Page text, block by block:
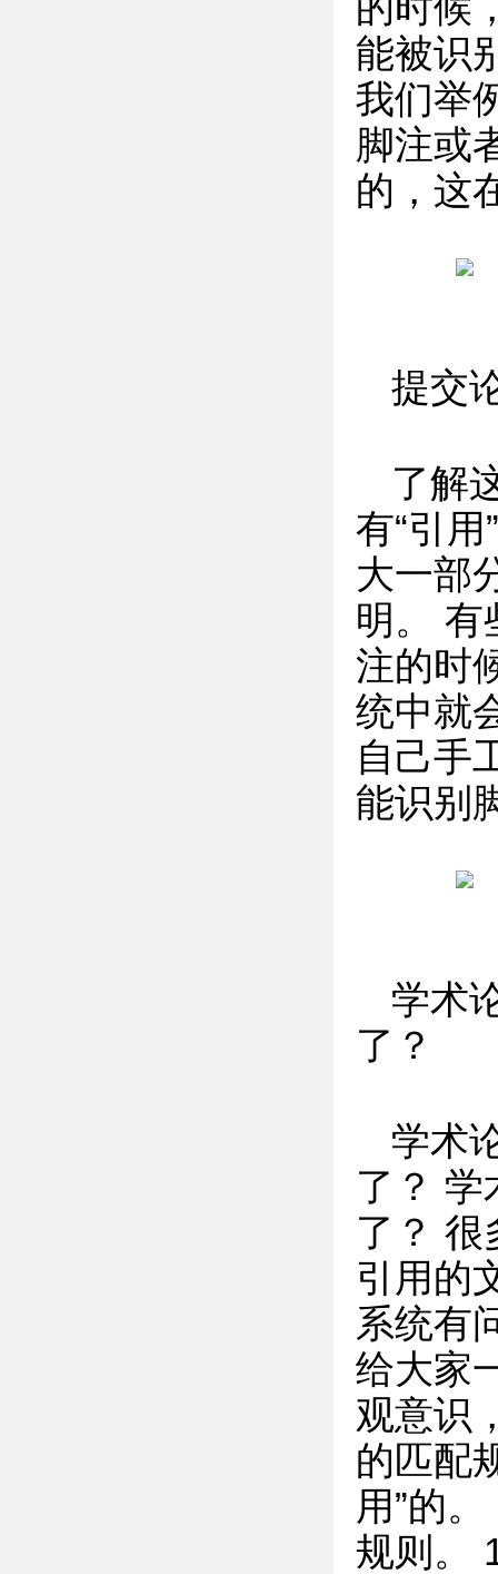
能被识
我们举
脚注或
的，这
提交
了解
有“引
大一部
明。 有
注的时
统中就
自己手
能识别
学术
了？
学术
了？ 学
了？ 很
引用的
系统有
给大家
观意识
的匹配
用”的
规则。